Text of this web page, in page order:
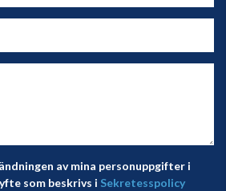
av mina personuppgifter i
som beskrivs i Sekretesspolicy